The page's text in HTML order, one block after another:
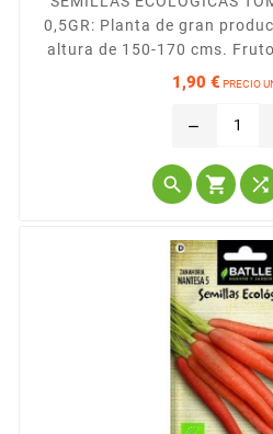
0,5GR: Planta de gran
altura de 150-170 cms.
200-250 gr. de tamaño
1,90 € PRECIO
remove
  